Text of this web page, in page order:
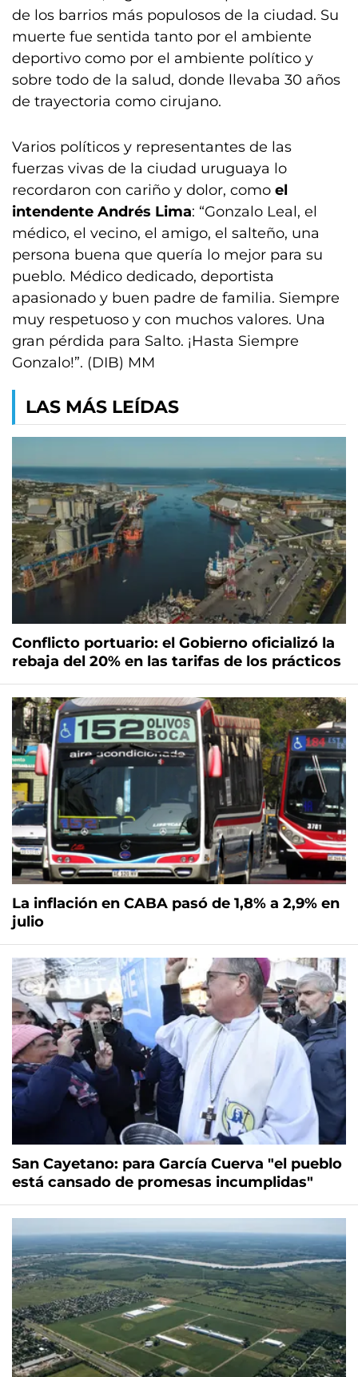
de los barrios más populosos de la ciudad. Su
muerte fue sentida tanto por el ambiente
deportivo como por el ambiente político y
sobre todo de la salud, donde llevaba 30 años
de trayectoria como cirujano.
Varios políticos y representantes de las
fuerzas vivas de la ciudad uruguaya lo
recordaron con cariño y dolor, como el
intendente Andrés Lima: “Gonzalo Leal, el
médico, el vecino, el amigo, el salteño, una
persona buena que quería lo mejor para su
pueblo. Médico dedicado, deportista
apasionado y buen padre de familia. Siempre
muy respetuoso y con muchos valores. Una
gran pérdida para Salto. ¡Hasta Siempre
Gonzalo!”. (DIB) MM
LAS MÁS LEÍDAS
Conflicto portuario: el Gobierno oficializó la
rebaja del 20% en las tarifas de los prácticos
La inflación en CABA pasó de 1,8% a 2,9% en
julio
San Cayetano: para García Cuerva "el pueblo
está cansado de promesas incumplidas"